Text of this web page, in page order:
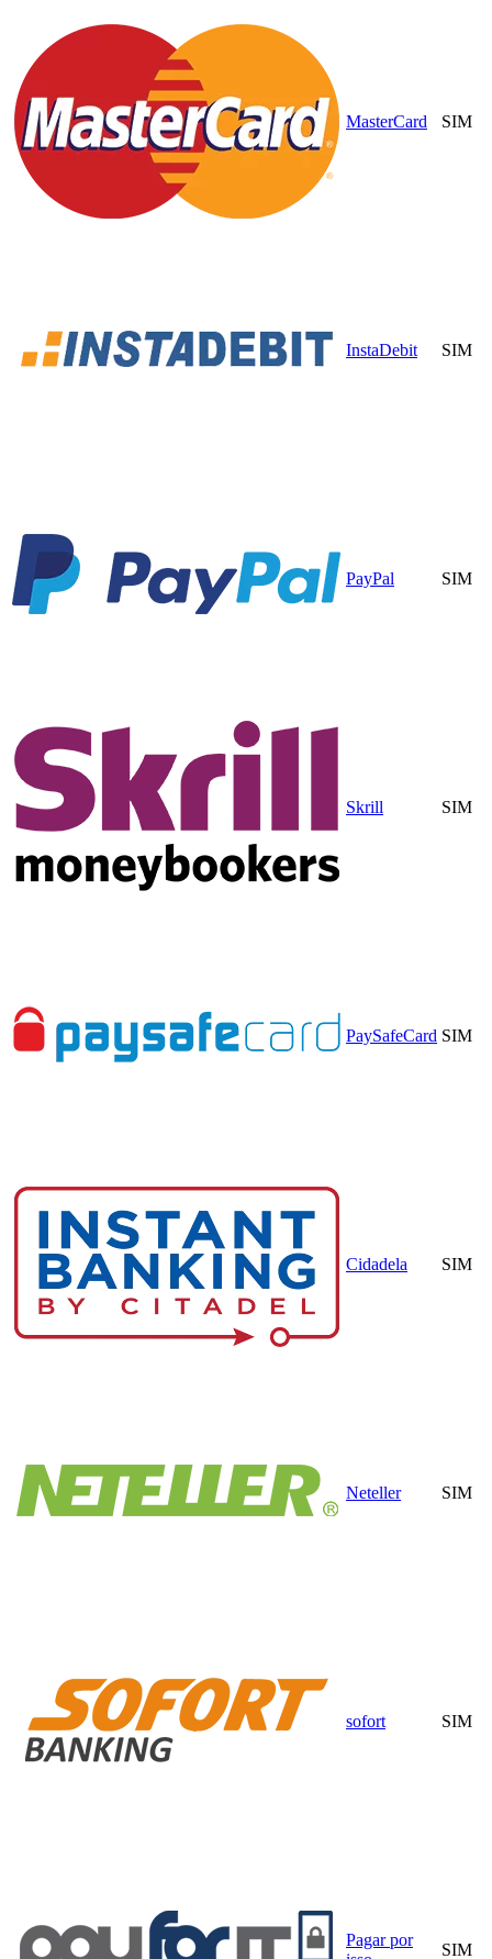
MasterCard SIM
InstaDebit SIM
PayPal SIM
Skrill SIM
PaySafeCard SIM
Cidadela SIM
Neteller SIM
sofort SIM
Pagar por
SIM